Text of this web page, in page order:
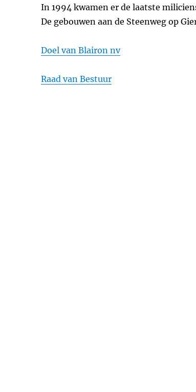
In 1994 kwamen er de laatste
De gebouwen aan de Steenweg op
Doel van Blairon nv
Raad van Bestuur